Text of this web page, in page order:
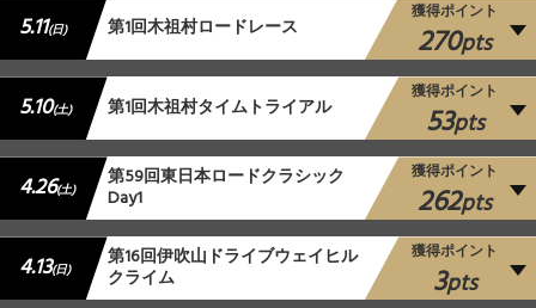
5.11(日) 第1回木祖村ロードレース
獲得ポイント
270pts
5.10(土) 第1回木祖村タイムトライアル
獲得ポイント
53pts
4.26(土) 第59回東日本ロードクラシック
Day1
獲得ポイント
262pts
4.13(日) 第16回伊吹山ドライブウェイヒル
クライム
獲得ポイント
3pts